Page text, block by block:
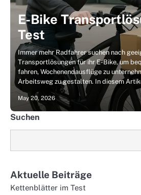
E-Bike
Test
Immer mehr Radfahrer suchen nach
Transportlösungen für ihr E-Bike, um
fahren, Wochenendausflüge zu
Arbeitsweg zu gestalten. In diesem
May 20, 2026
Suchen
Aktuelle Beiträge
Kettenblätter im Test